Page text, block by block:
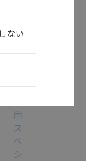
マ
ガ
用
ス
ペ
シ
ない